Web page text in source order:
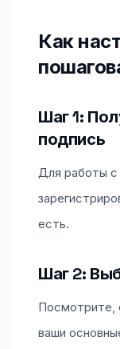
Как
Шаг 1:
подпись
Для работы
есть.
Шаг 2:
Посмотрите,
ваши